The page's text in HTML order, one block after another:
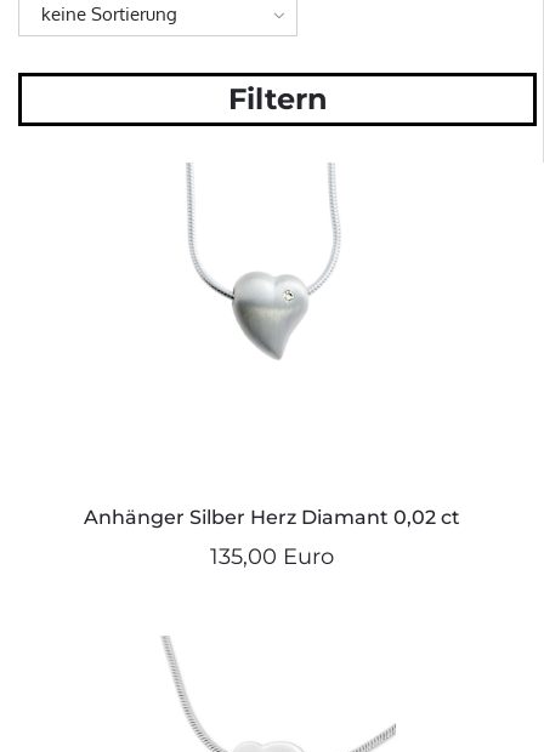
keine Sortierung
Filtern
Anhänger Silber Herz Diamant 0,02 ct
135,00 Euro